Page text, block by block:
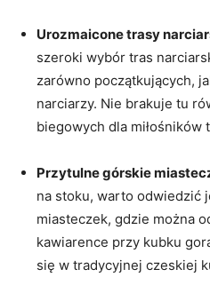
Urozmaicone ‍trasy
szeroki wybór tras
zarówno początkujących,
narciarzy. Nie brakuje tu
biegowych​ dla​ miłośników​
Przytulne górskie
na stoku, warto odwiedzić
miasteczek, gdzie można
kawiarence przy kubku
się w tradycyjnej czeskiej